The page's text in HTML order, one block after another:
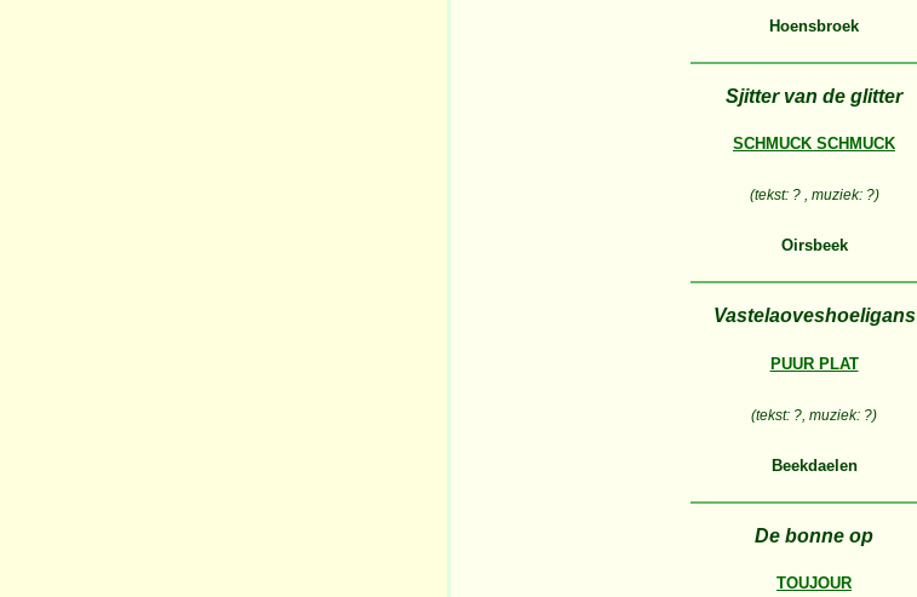
Hoensbroek
Sjitter van de glitter
SCHMUCK SCHMUCK
(tekst: ? , muziek: ?)
Oirsbeek
Vastelaoveshoeligans
PUUR PLAT
(tekst: ?, muziek: ?)
Beekdaelen
De bonne op
TOUJOUR